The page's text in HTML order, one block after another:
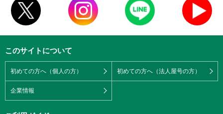
このサイトについて
初めての方へ（個人の方） 初めての方へ（法人屋号の方）
企業情報